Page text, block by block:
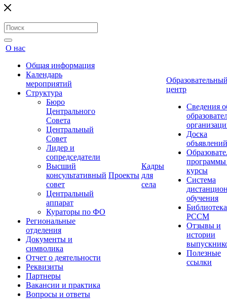
О нас
Общая информация
Календарь
мероприятий
Структура
Бюро
Центрального
Совета
Центральный
Совет
Лидер и
сопредседатели
Высший
консультативный
совет
Центральный
аппарат
Кураторы по ФО
Региональные
отделения
Документы и
символика
Отчет о деятельности
Реквизиты
Партнеры
Вакансии и практика
Вопросы и ответы
Проекты
Кадры
для
села
центр
Сведения
Доска
объявлений
курсы
Система
обучения
Библиотека
РССМ
Отзывы и
истории
Полезные
ссылки